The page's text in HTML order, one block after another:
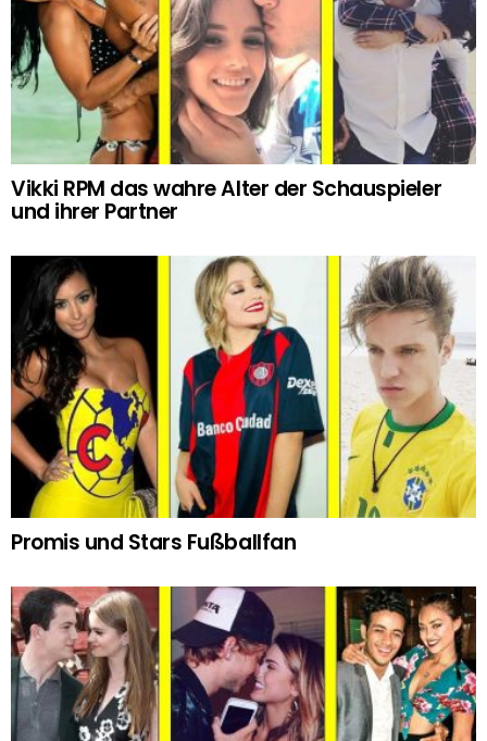
Vikki RPM das wahre Alter der Schauspieler
und ihrer Partner
Promis und Stars Fußballfan